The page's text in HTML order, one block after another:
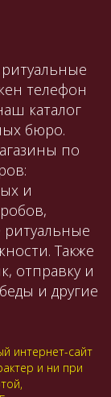
телефон
каталог
бюро.
по
и
Также
отправку и
и другие
интернет-сайт
и ни при